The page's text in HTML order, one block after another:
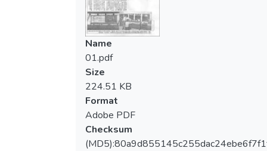
Name
01.pdf
Size
224.51 KB
Format
Adobe PDF
Checksum